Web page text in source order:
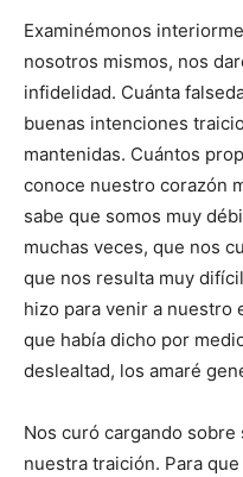
Examinémonos
nosotros mismos, nos
infidelidad. Cuánta
buenas intenciones
mantenidas. Cuántos
conoce nuestro corazón
sabe que somos muy
muchas veces, que nos
que nos resulta muy
hizo para venir a nuestro
que había dicho por
deslealtad, los amaré
Nos curó cargando
nuestra traición. Para